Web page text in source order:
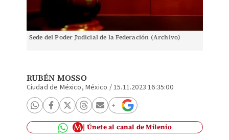
Sede del Poder Judicial de la Federación (Archivo)
RUBÉN MOSSO
Ciudad de México, México /15.11.2023 16:35:00
Únete al canal de Milenio